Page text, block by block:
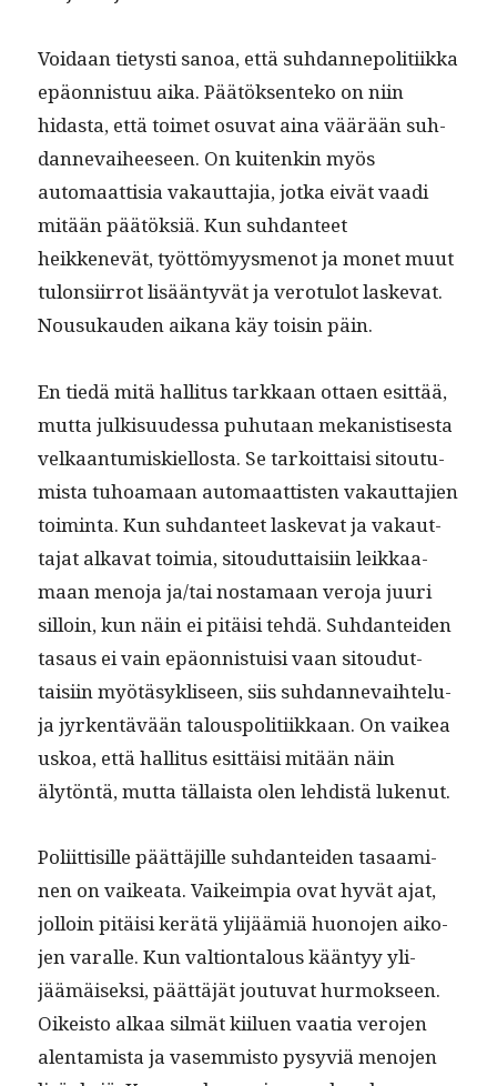
Voidaan tietysti sanoa, että suh­dan­nepoli­ti­ik­ka
epäon­nis­tuu aika. Päätök­sen­teko on niin
hidas­ta, että toimet osu­vat aina väärään suh­
dan­nevai­heeseen. On kuitenkin myös
automaat­tisia vakaut­ta­jia, jot­ka eivät vaa­di
mitään päätök­siä. Kun suh­dan­teet
heikkenevät, työt­tömyys­menot ja mon­et muut
tulon­si­ir­rot lisään­tyvät ja vero­tu­lot laske­vat.
Nousukau­den aikana käy toisin päin.
En tiedä mitä hal­li­tus tarkkaan ottaen esit­tää,
mut­ta julk­isu­udessa puhutaan mekanis­tis­es­ta
velka­an­tu­miskiel­losta. Se tarkoit­taisi sitou­tu­
mista tuhoa­maan automaat­tis­ten vakaut­ta­jien
toim­inta. Kun suh­dan­teet laske­vat ja vakaut­
ta­jat alka­vat toimia, sitoudut­taisi­in leikkaa­
maan meno­ja ja/tai nos­ta­maan vero­ja juuri
sil­loin, kun näin ei pitäisi tehdä. Suh­dan­tei­den
tasaus ei vain epäon­nis­tu­isi vaan sitoudut­
taisi­in myötäsyk­liseen, siis suh­dan­nevai­htelu­
ja jyrken­tävään talous­poli­ti­ikkaan. On vaikea
uskoa, että hal­li­tus esit­täisi mitään näin
älytön­tä, mut­ta täl­laista olen lehdis­tä lukenut.
Poli­it­tisille päät­täjille suh­dan­tei­den tasaami­
nen on vaikea­ta. Vaikeimpia ovat hyvät ajat,
jol­loin pitäisi kerätä yli­jäämiä huono­jen aiko­
jen var­alle. Kun val­tion­talous kään­tyy yli­
jäämäisek­si, päät­täjät joutu­vat hurmok­seen.
Oikeis­to alkaa silmät kiilu­en vaa­tia vero­jen
alen­tamista ja vasem­mis­to pysyviä meno­jen